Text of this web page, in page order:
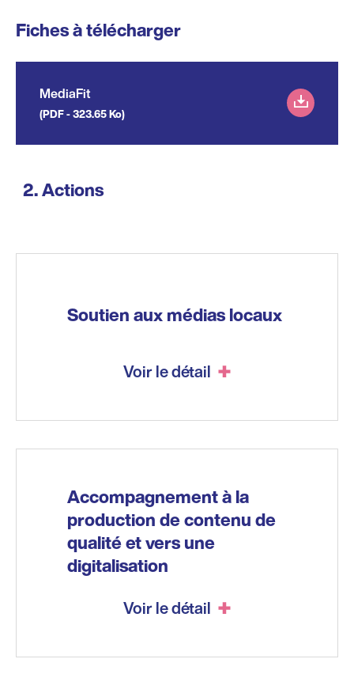
Fiches à télécharger
MediaFit
(PDF - 323.65 Ko)
Actions
Soutien aux médias locaux
Voir le détail
Accompagnement à la
production de contenu de
qualité et vers une
digitalisation
Voir le détail